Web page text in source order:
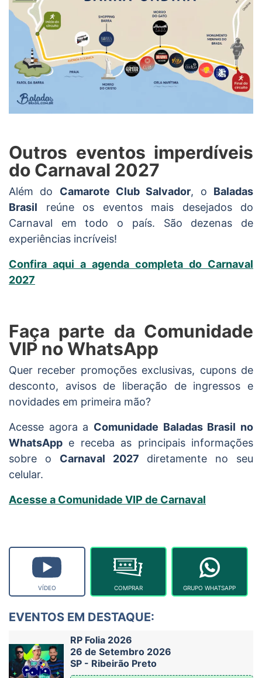
Outros eventos imperdíveis
do Carnaval 2027
Além do Camarote Club Salvador, o Baladas
Brasil reúne os eventos mais desejados do
Carnaval em todo o país. São dezenas de
experiências incríveis!
Confira aqui a agenda completa do Carnaval
2027
Faça parte da Comunidade
VIP no WhatsApp
Quer receber promoções exclusivas, cupons de
desconto, avisos de liberação de ingressos e
novidades em primeira mão?
Acesse agora a Comunidade Baladas Brasil no
WhatsApp e receba as principais informações
sobre o Carnaval 2027 diretamente no seu
celular.
Acesse a Comunidade VIP de Carnaval
VÍDEO COMPRAR GRUPO WHATSAPP
EVENTOS EM DESTAQUE:
RP Folia 2026
26 de Setembro 2026
SP - Ribeirão Preto